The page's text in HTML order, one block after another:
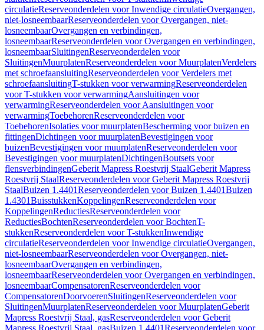
circulatieReserveonderdelen voor Inwendige circulatieOvergangen,
niet-losneembaarReserveonderdelen voor Overgangen, niet-
losneembaarOvergangen en verbindingen,
losneembaarReserveonderdelen voor Overgangen en verbindingen,
losneembaarSluitingenReserveonderdelen voor
SluitingenMuurplatenReserveonderdelen voor MuurplatenVerdelers
met schroefaansluitingReserveonderdelen voor Verdelers met
schroefaansluitingT-stukken voor verwarmingReserveonderdelen
voor T-stukken voor verwarmingAansluitingen voor
verwarmingReserveonderdelen voor Aansluitingen voor
verwarmingToebehorenReserveonderdelen voor
ToebehorenIsolaties voor muurplatenBescherming voor buizen en
fittingenDichtingen voor muurplatenBevestigingen voor
buizenBevestigingen voor muurplatenReserveonderdelen voor
Bevestigingen voor muurplatenDichtingenBoutsets voor
flensverbindingenGeberit Mapress Roestvrij StaalGeberit Mapress
Roestvrij StaalReserveonderdelen voor Geberit Mapress Roestvrij
StaalBuizen 1.4401Reserveonderdelen voor Buizen 1.4401Buizen
1.4301BuisstukkenKoppelingenReserveonderdelen voor
KoppelingenReductiesReserveonderdelen voor
ReductiesBochtenReserveonderdelen voor BochtenT-
stukkenReserveonderdelen voor T-stukkenInwendige
circulatieReserveonderdelen voor Inwendige circulatieOvergangen,
niet-losneembaarReserveonderdelen voor Overgangen, niet-
losneembaarOvergangen en verbindingen,
losneembaarReserveonderdelen voor Overgangen en verbindingen,
losneembaarCompensatorenReserveonderdelen voor
CompensatorenDoorvoerenSluitingenReserveonderdelen voor
SluitingenMuurplatenReserveonderdelen voor MuurplatenGeberit
Mapress Roestvrij Staal, gasReserveonderdelen voor Geberit
Mapress Roestvrij Staal, gasBuizen 1.4401Reserveonderdelen voor